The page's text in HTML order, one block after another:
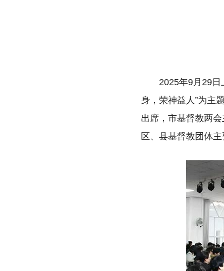
2025年9月29
身，荣神益人”为主
出席，市基督教两
区、县基督教团体